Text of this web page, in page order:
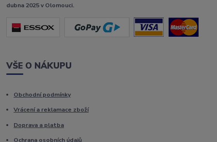
dubna 2025 v Olomouci.
VŠE O NÁKUPU
Obchodní podmínky
Vrácení a reklamace zboží
Doprava a platba
Ochrana osobních údajů